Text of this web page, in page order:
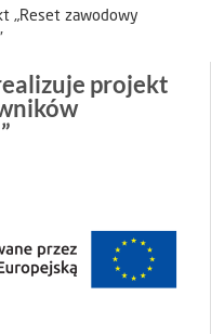
„Reset zawodowy
projekt